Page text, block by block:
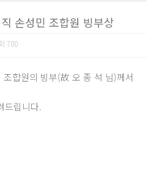
손성민 조합원 빙부상
700
합원의 빙부(故 오 종 석 님)께서
드립니다.